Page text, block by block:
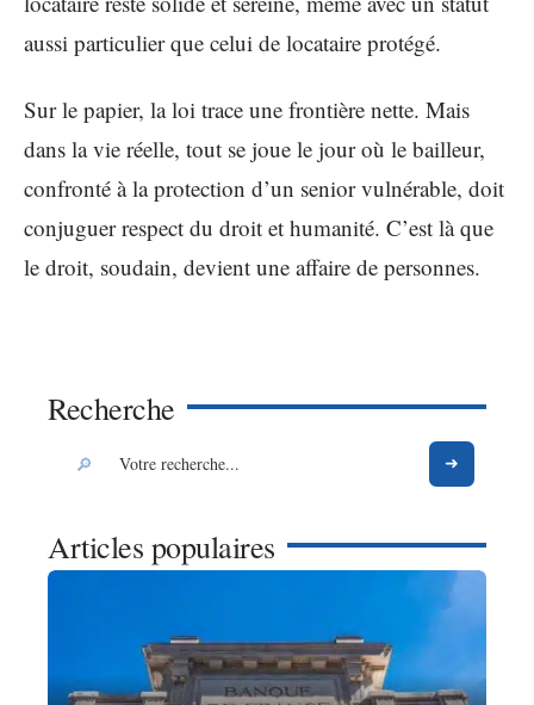
aussi particulier que celui de locataire protégé.
Sur le papier, la loi trace une frontière nette. Mais
dans la vie réelle, tout se joue le jour où le bailleur,
confronté à la protection d’un senior vulnérable, doit
conjuguer respect du droit et humanité. C’est là que
le droit, soudain, devient une affaire de personnes.
Recherche
Articles populaires